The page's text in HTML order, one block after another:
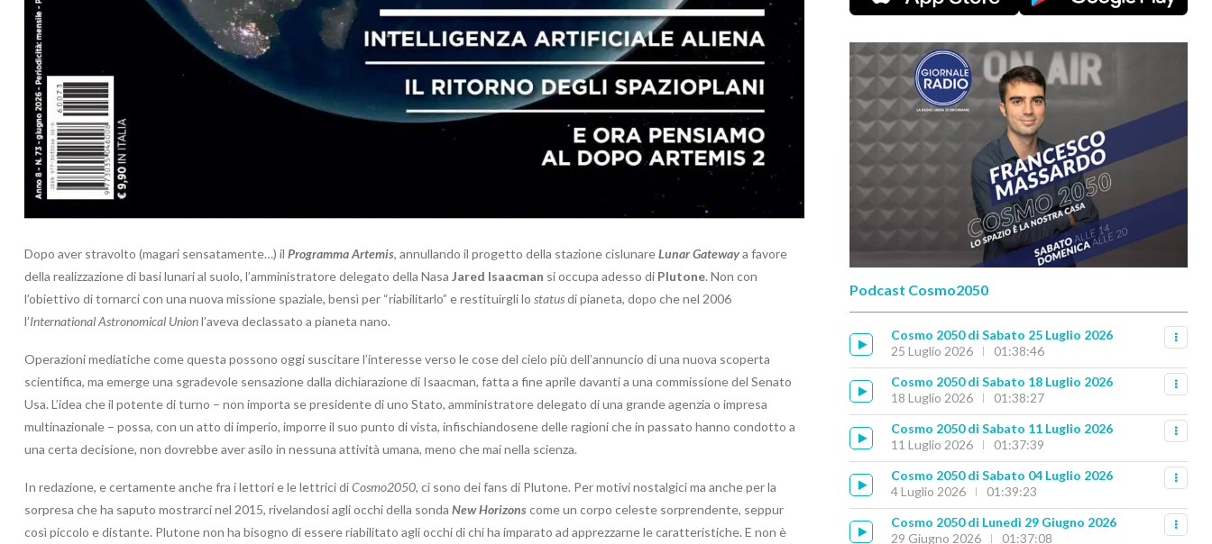
Dopo aver stravolto (magari sensatamente…) il Programma Artemis, annullando il progetto della stazione cislunareLunar Gatewaya favore
della realizzazione di basi lunari al suolo, l’amministratore delegato della Nasa Jared Isaacman si occupa adesso di Plutone. Non con
l’obiettivo di tornarci con una nuova missione spaziale, bensì per “riabilitarlo” e restituirgli lo statusdi pianeta, dopo che nel 2006
l’International Astronomical Unionl’aveva declassato a pianeta nano.
Operazioni mediatiche come questa possono oggi suscitare l’interesse verso le cose del cielo più dell’annuncio di una nuova scoperta
scientifica, ma emerge una sgradevole sensazione dalla dichiarazione di Isaacman, fatta a fine aprile davanti a una commissione del Senato
Usa. L’idea che il potente di turno – non importa se presidente di uno Stato, amministratore delegato di una grande agenzia o impresa
multinazionale – possa, con un atto di imperio, imporre il suo punto di vista, infischiandosene delle ragioni che in passato hanno condotto a
una certa decisione, non dovrebbe aver asilo in nessuna attività umana, meno che mai nella scienza.
In redazione, e certamente anche fra i lettori e le lettrici diCosmo2050, ci sono dei fans di Plutone. Per motivi nostalgici ma anche per la
sorpresa che ha saputo mostrarci nel 2015, rivelandosi agli occhi della sonda New Horizonscome un corpo celeste sorprendente, seppur
così piccolo e distante. Plutone non ha bisogno di essere riabilitato agli occhi di chi ha imparato ad apprezzarne le caratteristiche. E non è
Podcast Cosmo2050
Cosmo 2050 di Sabato 25 Luglio 2026
25 Luglio 2026
01:38:46
Cosmo 2050 di Sabato 18 Luglio 2026
18 Luglio 2026
01:38:27
Cosmo 2050 di Sabato 11 Luglio 2026
11 Luglio 2026
01:37:39
Cosmo 2050 di Sabato 04 Luglio 2026
4 Luglio 2026
01:39:23
Cosmo 2050 di Lunedì 29 Giugno 2026
29 Giugno 2026
01:37:08